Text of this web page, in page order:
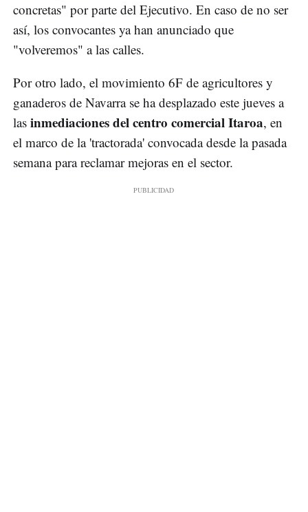
concretas" por parte del Ejecutivo. En caso de no ser
así, los convocantes ya han anunciado que
"volveremos" a las calles.
Por otro lado, el movimiento 6F de agricultores y
ganaderos de Navarra se ha desplazado este jueves a
las inmediaciones del centro comercial Itaroa, en
el marco de la 'tractorada' convocada desde la pasada
semana para reclamar mejoras en el sector.